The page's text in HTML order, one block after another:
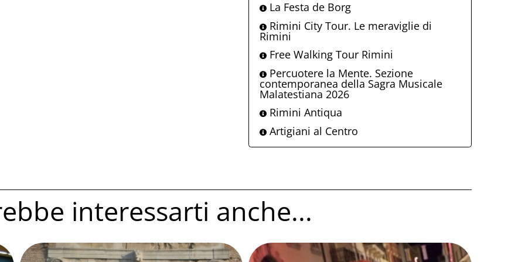
La Festa de Borg
Rimini City Tour. Le meraviglie di
Rimini
Free Walking Tour Rimini
Percuotere la Mente. Sezione
contemporanea della Sagra Musicale
Malatestiana 2026
Rimini Antiqua
Artigiani al Centro
interessarti anche...